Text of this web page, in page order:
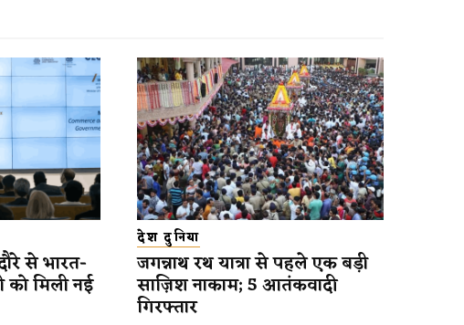
से भारत-
को मिली नई
देश दुनिया
जगन्नाथ रथ यात्रा से पहले एक बड़ी
साज़िश नाकाम; 5 आतंकवादी
गिरफ्तार